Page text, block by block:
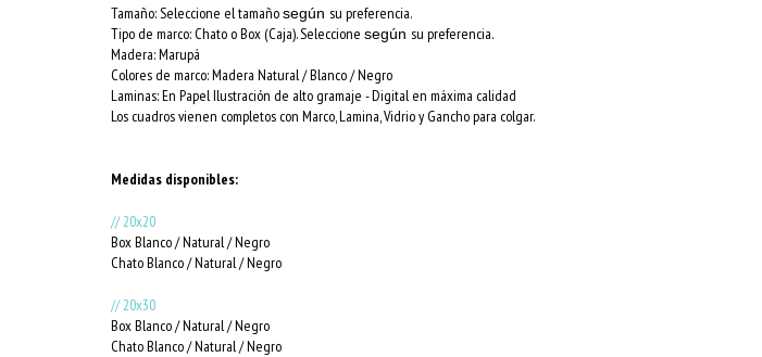
Tamaño: Seleccione el tamañosegún su preferencia.
Tipo de marco: Chato o Box (Caja). Seleccione según su preferencia.
Madera: Marupá
Colores de marco:Madera Natural / Blanco / Negro
Laminas: En Papel Ilustración de alto gramaje - Digital en máxima calidad
Los cuadros vienen completos con Marco, Lamina, Vidrio y Gancho para colgar.
Medidas disponibles:
// 20x20
Box Blanco / Natural / Negro
Chato Blanco / Natural / Negro
// 20x30
Box Blanco / Natural / Negro
Chato Blanco / Natural / Negro